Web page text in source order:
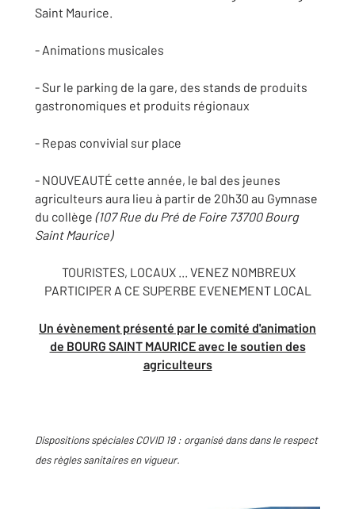
Saint Maurice.
- Animations musicales
- Sur le parking de la gare, des stands de produits
gastronomiques et produits régionaux
- Repas convivial sur place
- NOUVEAUTÉ cette année, le bal des jeunes
agriculteurs aura lieu à partir de 20h30 au Gymnase
du collège (107 Rue du Pré de Foire 73700 Bourg
Saint Maurice)
TOURISTES, LOCAUX ... VENEZ NOMBREUX
PARTICIPER A CE SUPERBE EVENEMENT LOCAL
Un évènement présenté par le comité d'animation
de BOURG SAINT MAURICE avec le soutien des
agriculteurs
Dispositions spéciales COVID 19 : organisé dans dans le respect
des règles sanitaires en vigueur.